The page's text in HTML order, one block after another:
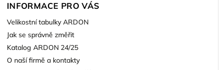
INFORMACE PRO VÁS
Velikostní tabulky ARDON
Jak se správně změřit
Katalog ARDON 24/25
O naší firmě a kontakty